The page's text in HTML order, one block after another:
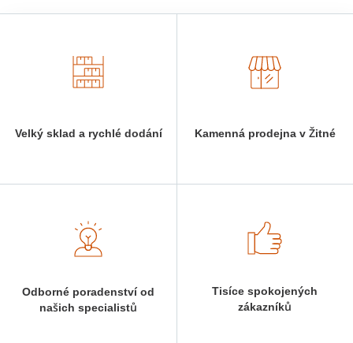
Velký sklad a rychlé dodání Kamenná prodejna v Žitné
Odborné poradenství od
našich specialistů
Tisíce spokojených
zákazníků